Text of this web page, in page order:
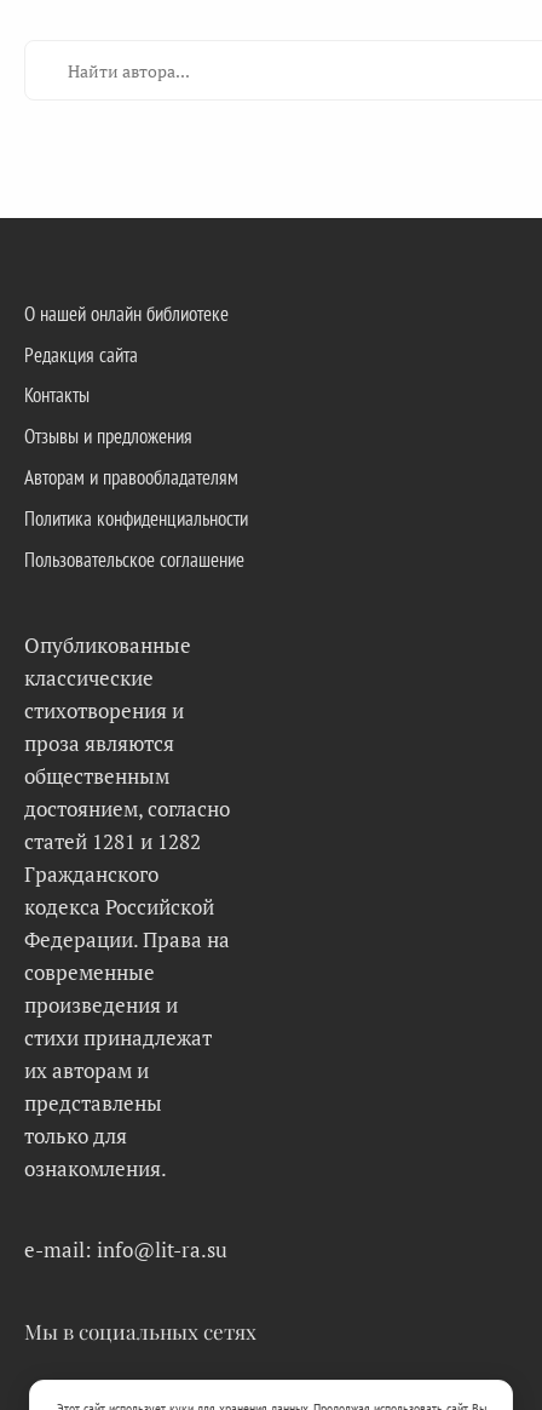
О нашей онлайн библиотеке
Редакция сайта
Контакты
Отзывы и предложения
Авторам и правообладателям
Политика конфиденциальности
Пользовательское соглашение
Опубликованные
классические
стихотворения и
проза являются
общественным
достоянием, согласно
статей 1281 и 1282
Гражданского
кодекса Российской
Федерации. Права на
современные
произведения и
стихи принадлежат
их авторам и
представлены
только для
ознакомления.
e-mail: info@lit-ra.su
Мы в социальных сетях